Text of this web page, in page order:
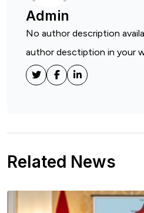
Admin
No author description
author desctiption in your
Related News